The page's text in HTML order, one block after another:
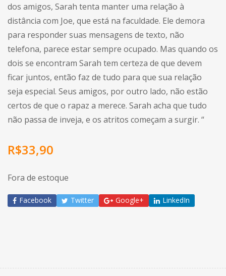
dos amigos, Sarah tenta manter uma relação à
distância com Joe, que está na faculdade. Ele demora
para responder suas mensagens de texto, não
telefona, parece estar sempre ocupado. Mas quando os
dois se encontram Sarah tem certeza de que devem
ficar juntos, então faz de tudo para que sua relação
seja especial. Seus amigos, por outro lado, não estão
certos de que o rapaz a merece. Sarah acha que tudo
não passa de inveja, e os atritos começam a surgir. “
R$33,90
Fora de estoque
Facebook Twitter Google+ LinkedIn